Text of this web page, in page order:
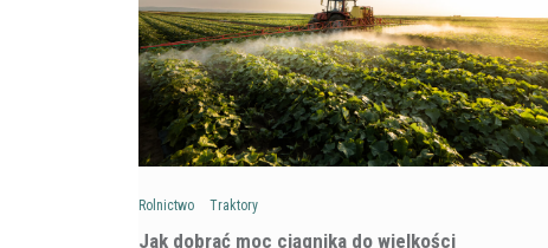
Rolnictwo Traktory
Jak dobrać moc ciągnika do wielkości